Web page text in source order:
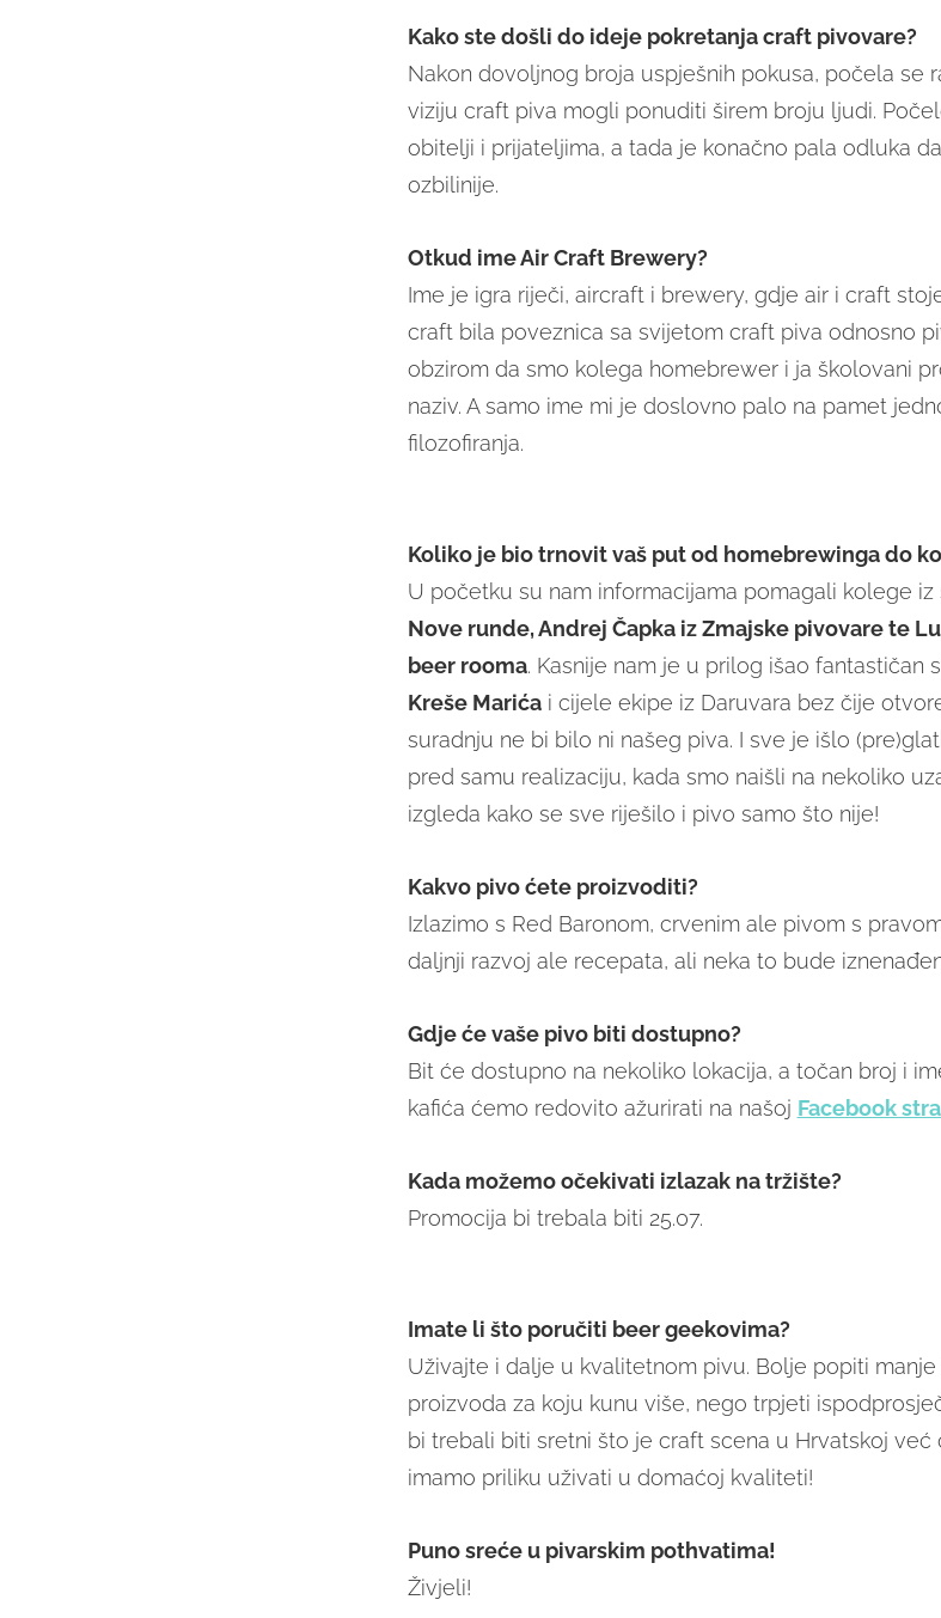
Kako ste došli do ideje pokretanja craft pivovare?
Nakon dovoljnog broja uspješnih pokusa, počela se
viziju craft piva mogli ponuditi širem broju ljudi.
obitelji i prijateljima, a tada je konačno pala odluka
ozbilinije.
Otkud ime Air Craft Brewery?
Ime je igra riječi, aircraft i brewery, gdje air i craft
craft bila poveznica sa svijetom craft piva odnosno
obzirom da smo kolega homebrewer i ja školovani
naziv. A samo ime mi je doslovno palo na pamet
filozofiranja.
Koliko je bio trnovit vaš put od homebrewinga do
U početku su nam informacijama pomagali kolege
Nove runde, Andrej Čapka iz Zmajske pivovare te
beer rooma. Kasnije nam je u prilog išao fantastičan
Kreše Marićai cijele ekipe iz Daruvara bez čije
suradnju ne bi bilo ni našeg piva. I sve je išlo
pred samu realizaciju, kada smo naišli na nekoliko
izgleda kako se sve riješilo i pivo samo što nije!
Kakvo pivo ćete proizvoditi?
Izlazimo s Red Baronom, crvenim ale pivom s
daljnji razvoj ale recepata, ali neka to bude
Gdje će vaše pivo biti dostupno?
Bit će dostupno na nekoliko lokacija, a točan broj i
kafića ćemo redovito ažurirati na našoj Facebook
Kada možemo očekivati izlazak na tržište?
Promocija bi trebala biti 25.07.
Imate li što poručiti beer geekovima?
Uživajte i dalje u kvalitetnom pivu. Bolje popiti
proizvoda za koju kunu više, nego trpjeti
bi trebali biti sretni što je craft scena u Hrvatskoj već
imamo priliku uživati u domaćoj kvaliteti!
Puno sreće u pivarskim pothvatima!
Živjeli!